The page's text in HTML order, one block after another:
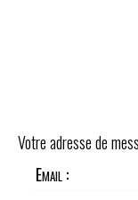
Votre adresse de
Email :